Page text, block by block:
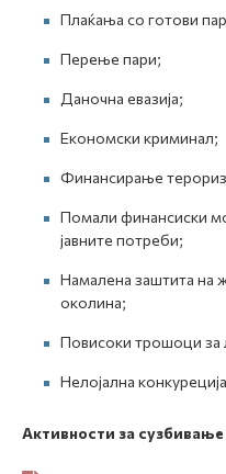
Плаќања со готови
Перење пари;
Даночна евазија;
Економски криминал;
Финансирање
Помали финансиски
јавните потреби;
Намалена заштита на
околина;
Повисоки трошоци за
Нелојална
Активности за сузбивање